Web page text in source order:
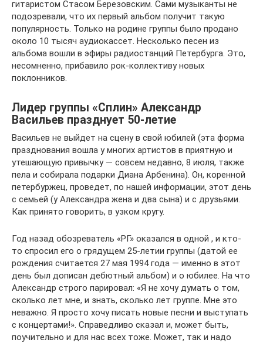
гитаристом Стасом Березовским. Сами музыканты не
подозревали, что их первый альбом получит такую
популярность. Только на родине группы было продано
около 10 тысяч аудиокассет. Несколько песен из
альбома вошли в эфиры радиостанций Петербурга. Это,
несомненно, прибавило рок-коллективу новых
поклонников.
Лидер группы «Сплин» Александр
Васильев празднует 50-летие
Васильев не выйдет на сцену в свой юбилей (эта форма
празднования вошла у многих артистов в приятную и
утешающую привычку — совсем недавно, 8 июля, также
пела и собирала подарки Диана Арбенина). Он, коренной
петербуржец, проведет, по нашей информации, этот день
с семьей (у Александра жена и два сына) и с друзьями.
Как принято говорить, в узком кругу.
Год назад обозреватель «РГ» оказался в одной , и кто-
то спросил его о грядущем 25-летии группы (датой ее
рождения считается 27 мая 1994 года — именно в этот
день был дописан дебютный альбом) и о юбилее. На что
Александр строго парировал: «Я не хочу думать о том,
сколько лет мне, и знать, сколько лет группе. Мне это
неважно. Я просто хочу писать новые песни и выступать
с концертами!». Справедливо сказал и, может быть,
поучительно и для нас всех тоже. Может, так и надо